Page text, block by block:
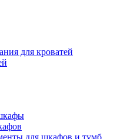
для кроватей
для шкафов и тумб